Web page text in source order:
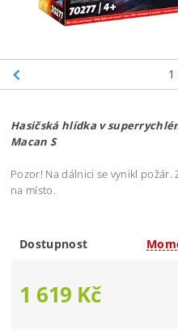
1
Hasičská hlídka v
Macan S
Pozor! Na dálnici se vynikl požár.
na místo.
Dostupnost
1 619 Kč